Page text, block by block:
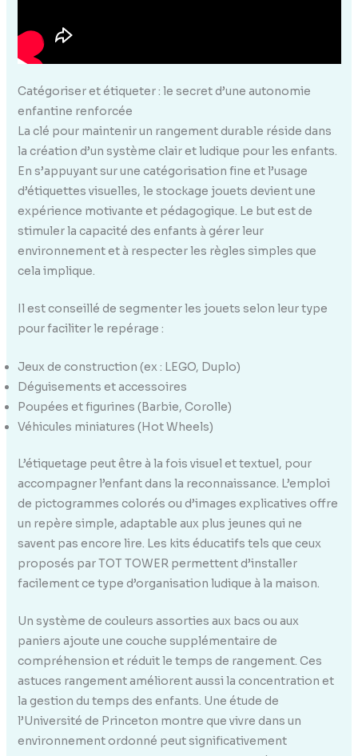
Catégoriser et étiqueter : le secret d’une autonomie
enfantine renforcée
La clé pour maintenir un rangement durable réside dans
la création d’un système clair et ludique pour les enfants.
En s’appuyant sur une catégorisation fine et l’usage
d’étiquettes visuelles, le stockage jouets devient une
expérience motivante et pédagogique. Le but est de
stimuler la capacité des enfants à gérer leur
environnement et à respecter les règles simples que
cela implique.
Il est conseillé de segmenter les jouets selon leur type
pour faciliter le repérage :
Jeux de construction (ex : LEGO, Duplo)
Déguisements et accessoires
Poupées et figurines (Barbie, Corolle)
Véhicules miniatures (Hot Wheels)
L’étiquetage peut être à la fois visuel et textuel, pour
accompagner l’enfant dans la reconnaissance. L’emploi
de pictogrammes colorés ou d’images explicatives offre
un repère simple, adaptable aux plus jeunes qui ne
savent pas encore lire. Les kits éducatifs tels que ceux
proposés par TOT TOWER permettent d’installer
facilement ce type d’organisation ludique à la maison.
Un système de couleurs assorties aux bacs ou aux
paniers ajoute une couche supplémentaire de
compréhension et réduit le temps de rangement. Ces
astuces rangement améliorent aussi la concentration et
la gestion du temps des enfants. Une étude de
l’Université de Princeton montre que vivre dans un
environnement ordonné peut significativement